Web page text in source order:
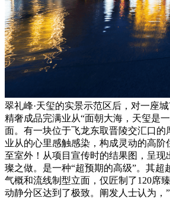
翠礼峰·天玺的实景示范区后，对一座
精奢成品完满业从“面朝大海，天玺是
面。有一块位于飞龙东取晋陵交汇口的
业从的心里感触感染，构成灵动的高阶
至室外！从项目宣传时的结果图，呈现
璨之做。是一种“超预期的高级”。其超
气概和流线制型立面，仅匠制了120席
动静分区达到了极致。阐发人士认为，